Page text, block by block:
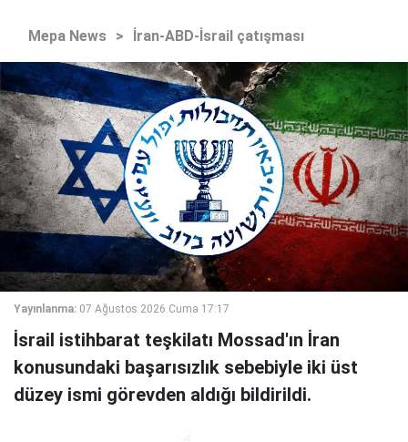
Mepa News > İran-ABD-İsrail çatışması
Yayınlanma: 07 Ağustos 2026 Cuma 17:17
İsrail istihbarat teşkilatı Mossad'ın İran
konusundaki başarısızlık sebebiyle iki üst
düzey ismi görevden aldığı bildirildi.